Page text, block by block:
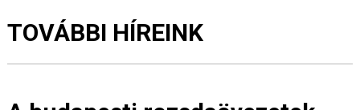
TOVÁBBI HÍREINK